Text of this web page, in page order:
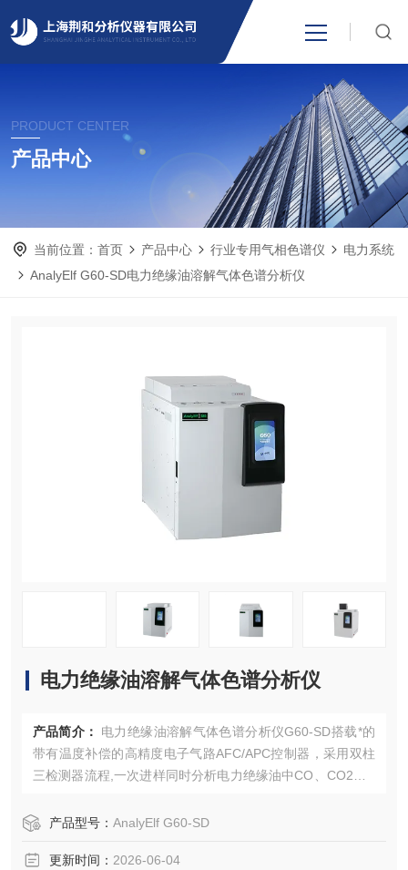
关于我们
新闻资讯
资料下载
在线留言
联系我们
PRODUCT CENTER
产品中心
当前位置：首页 产品中心 行业专用气相色谱仪
电力系统
AnalyElf G60-SD电力绝缘油溶解气体色谱分析仪
电力绝缘油溶解气体色谱分析仪
产品简介：
电力绝缘油溶解气体色谱分析仪G60-SD搭载*的
带有温度补偿的高精度电子气路AFC/APC控制器，采用双柱
三检测器流程,一次进样同时分析电力绝缘油中CO、CO2、H
能满足相关标准的要求。
产品型号： AnalyElf G60-SD
更新时间： 2026-06-04